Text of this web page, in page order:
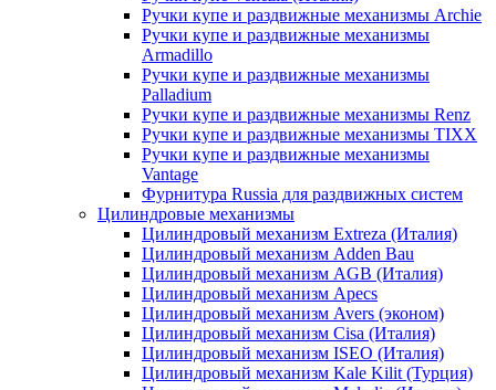
Ручки купе и раздвижные механизмы Archie
Ручки купе и раздвижные механизмы
Armadillo
Ручки купе и раздвижные механизмы
Palladium
Ручки купе и раздвижные механизмы Renz
Ручки купе и раздвижные механизмы TIXX
Ручки купе и раздвижные механизмы
Vantage
Фурнитура Russia для раздвижных систем
Цилиндровые механизмы
Цилиндровый механизм Extreza (Италия)
Цилиндровый механизм Adden Bau
Цилиндровый механизм AGB (Италия)
Цилиндровый механизм Apecs
Цилиндровый механизм Avers (эконом)
Цилиндровый механизм Cisa (Италия)
Цилиндровый механизм ISEO (Италия)
Цилиндровый механизм Kale Kilit (Турция)